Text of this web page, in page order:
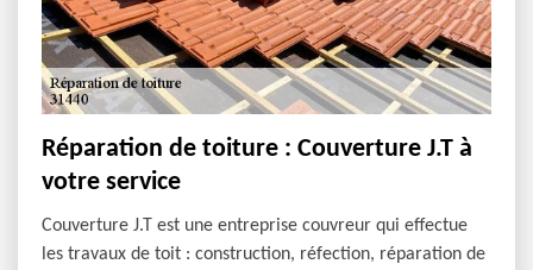
Réparation de toiture : Couverture J.T à
votre service
Couverture J.T est une entreprise couvreur qui effectue
les travaux de toit : construction, réfection, réparation de